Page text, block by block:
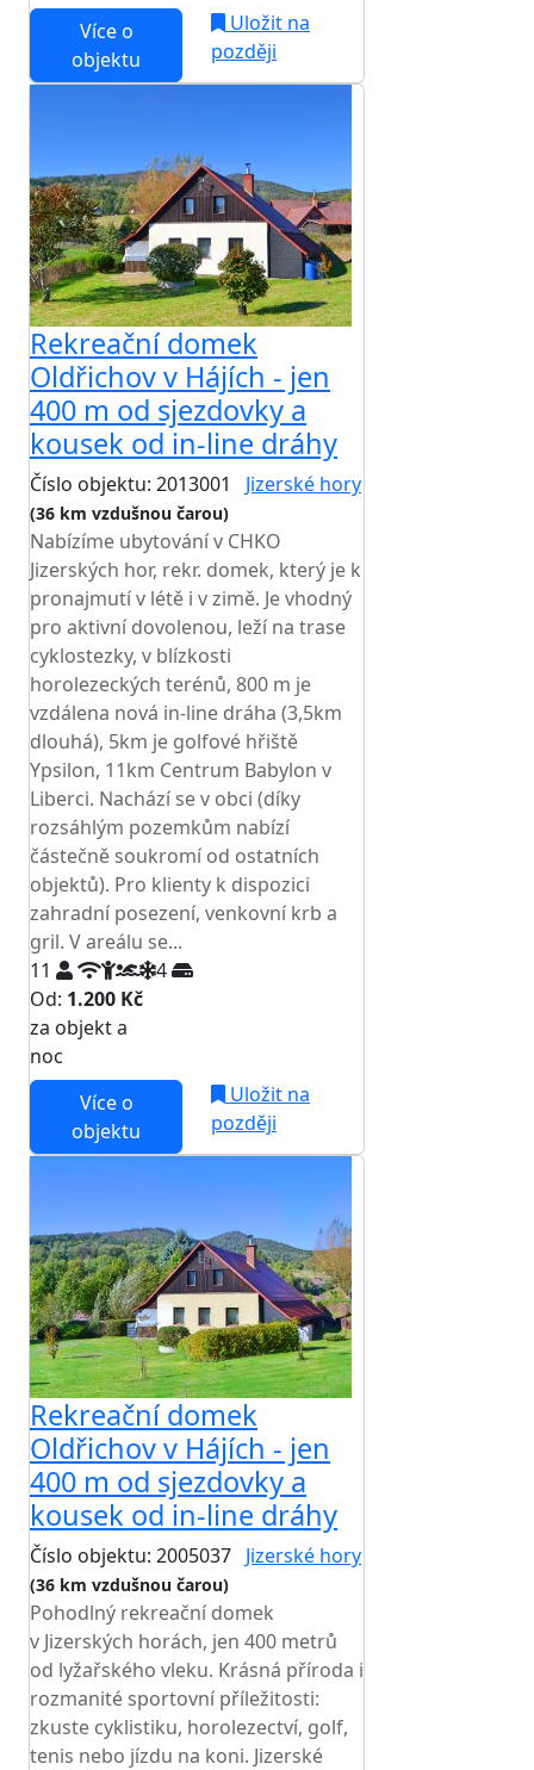
Více o
objektu
Uložit na
později
Rekreační domek
Oldřichov v Hájích - jen
400 m od sjezdovky a
kousek od in-line dráhy
Číslo objektu: 2013001 Jizerské hory
(36 km vzdušnou čarou)
Nabízíme ubytování v CHKO
Jizerských hor, rekr. domek, který je k
pronajmutí v létě i v zimě. Je vhodný
pro aktivní dovolenou, leží na trase
cyklostezky, v blízkosti
horolezeckých terénů, 800 m je
vzdálena nová in-line dráha (3,5km
dlouhá), 5km je golfové hřiště
Ypsilon, 11km Centrum Babylon v
Liberci. Nachází se v obci (díky
rozsáhlým pozemkům nabízí
částečně soukromí od ostatních
objektů). Pro klienty k dispozici
zahradní posezení, venkovní krb a
gril. V areálu se...
11
4
Od: 1.200 Kč
za objekt a
noc
Více o
objektu
Uložit na
později
Rekreační domek
Oldřichov v Hájích - jen
400 m od sjezdovky a
kousek od in-line dráhy
Číslo objektu: 2005037 Jizerské hory
(36 km vzdušnou čarou)
Pohodlný rekreační domek
v Jizerských horách, jen 400 metrů
od lyžařského vleku. Krásná příroda i
rozmanité sportovní příležitosti:
zkuste cyklistiku, horolezectví, golf,
tenis nebo jízdu na koni. Jizerské